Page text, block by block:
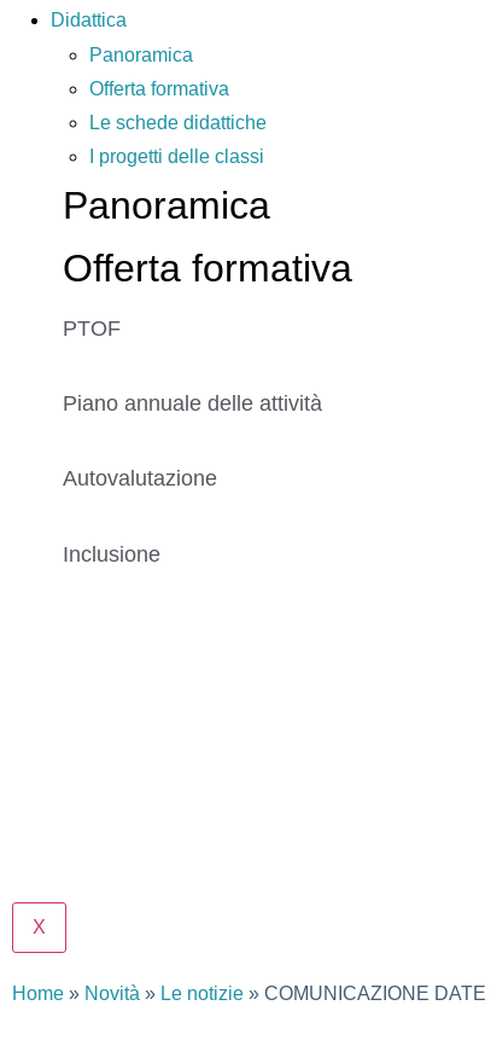
Didattica
Panoramica
Offerta formativa
Le schede didattiche
I progetti delle classi
Panoramica
Offerta formativa
PTOF
Piano annuale delle attività
Autovalutazione
Inclusione
X
Home Novità Le notizie COMUNICAZIONE DATE